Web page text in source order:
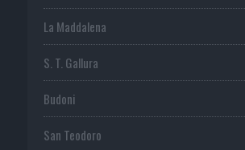
La Maddalena
S. T. Gallura
Budoni
San Teodoro